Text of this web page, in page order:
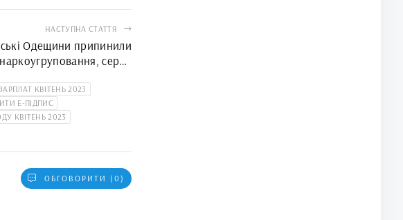
НАСТУПНА СТАТТЯ
Одещини припинили
серед
КВІТЕНЬ 2023
Е-ПІДПИС
КВІТЕНЬ 2023
ОБГОВОРИТИ (0)